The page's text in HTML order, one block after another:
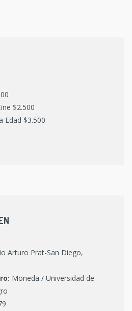
$2.500
Edad $3.500
Arturo Prat-San Diego,
Moneda / Universidad de